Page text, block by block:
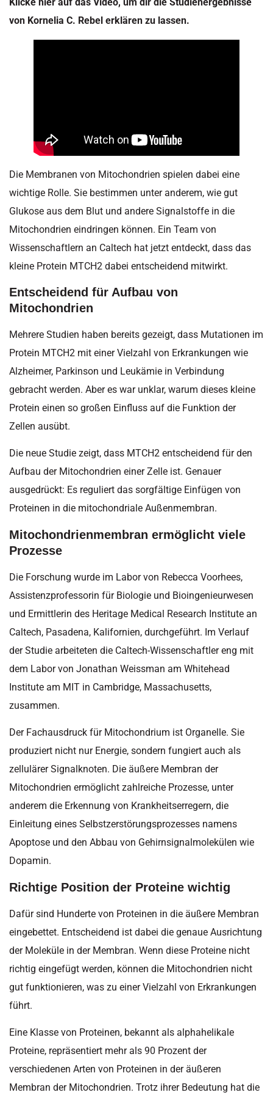
von Kornelia C. Rebel erklären zu lassen.
Die Membranen von Mitochondrien spielen dabei eine
wichtige Rolle. Sie bestimmen unter anderem, wie gut
Glukose aus dem Blut und andere Signalstoffe in die
Mitochondrien eindringen können. Ein Team von
Wissenschaftlern an Caltech hat jetzt entdeckt, dass das
kleine Protein MTCH2 dabei entscheidend mitwirkt.
Entscheidend für Aufbau von
Mitochondrien
Mehrere Studien haben bereits gezeigt, dass Mutationen im
Protein MTCH2 mit einer Vielzahl von Erkrankungen wie
Alzheimer, Parkinson und Leukämie in Verbindung
gebracht werden. Aber es war unklar, warum dieses kleine
Protein einen so großen Einfluss auf die Funktion der
Zellen ausübt.
Die neue Studie zeigt, dass MTCH2 entscheidend für den
Aufbau der Mitochondrien einer Zelle ist. Genauer
ausgedrückt: Es reguliert das sorgfältige Einfügen von
Proteinen in die mitochondriale Außenmembran.
Mitochondrienmembran ermöglicht viele
Prozesse
Die Forschung wurde im Labor von Rebecca Voorhees,
Assistenzprofessorin für Biologie und Bioingenieurwesen
und Ermittlerin des Heritage Medical Research Institute an
Caltech, Pasadena, Kalifornien, durchgeführt. Im Verlauf
der Studie arbeiteten die Caltech-Wissenschaftler eng mit
dem Labor von Jonathan Weissman am Whitehead
Institute am MIT in Cambridge, Massachusetts,
zusammen.
Der Fachausdruck für Mitochondrium ist Organelle. Sie
produziert nicht nur Energie, sondern fungiert auch als
zellulärer Signalknoten. Die äußere Membran der
Mitochondrien ermöglicht zahlreiche Prozesse, unter
anderem die Erkennung von Krankheitserregern, die
Einleitung eines Selbstzerstörungsprozesses namens
Apoptose und den Abbau von Gehirnsignalmolekülen wie
Dopamin.
Richtige Position der Proteine wichtig
Dafür sind Hunderte von Proteinen in die äußere Membran
eingebettet. Entscheidend ist dabei die genaue Ausrichtung
der Moleküle in der Membran. Wenn diese Proteine ​​nicht
richtig eingefügt werden, können die Mitochondrien nicht
gut funktionieren, was zu einer Vielzahl von Erkrankungen
führt.
Eine Klasse von Proteinen, bekannt als alphahelikale
Proteine, repräsentiert mehr als 90 Prozent der
verschiedenen Arten von Proteinen in der äußeren
Membran der Mitochondrien. Trotz ihrer Bedeutung hat die